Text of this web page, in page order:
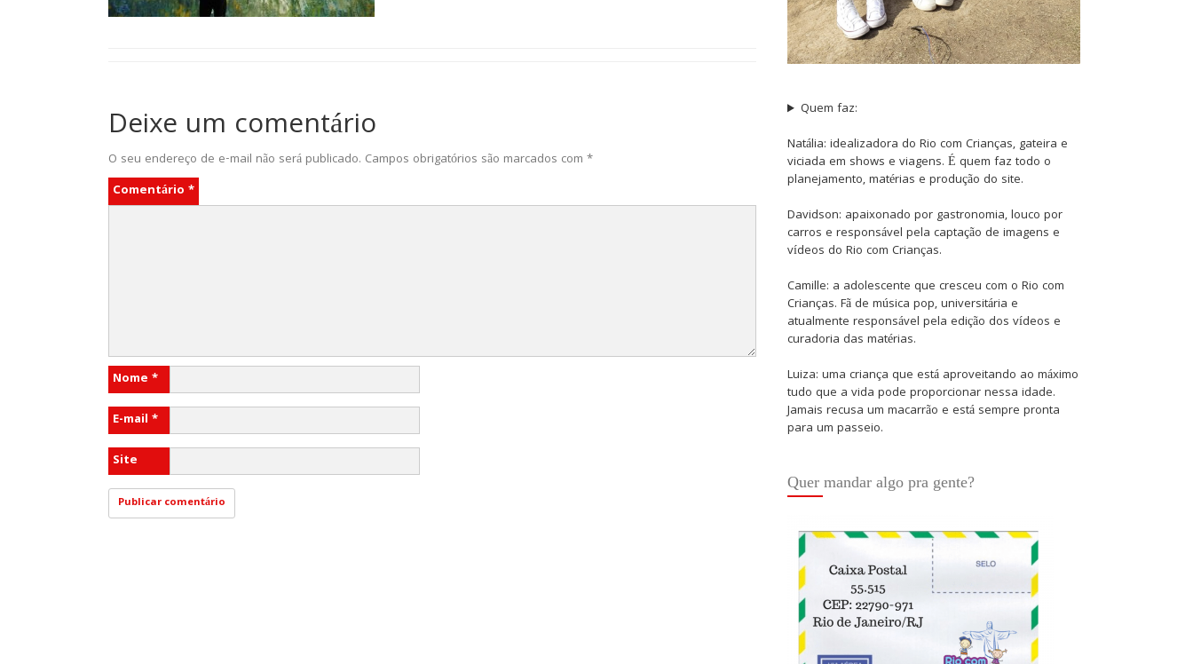
Deixe um comentário
O seu endereço de e-mail não será publicado. Campos obrigatórios são marcados com *
Comentário *
Nome *
E-mail *
Site
Quem faz:
Natália: idealizadora do Rio com Crianças, gateira e
viciada em shows e viagens. É quem faz todo o
planejamento, matérias e produção do site.
Davidson: apaixonado por gastronomia, louco por
carros e responsável pela captação de imagens e
vídeos do Rio com Crianças.
Camille: a adolescente que cresceu com o Rio com
Crianças. Fã de música pop, universitária e
atualmente responsável pela edição dos vídeos e
curadoria das matérias.
Luiza: uma criança que está aproveitando ao máximo
tudo que a vida pode proporcionar nessa idade.
Jamais recusa um macarrão e está sempre pronta
para um passeio.
Quer mandar algo pra gente?